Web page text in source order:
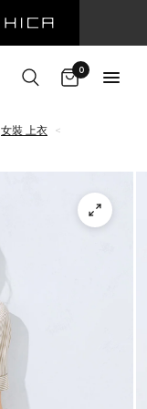
0
女裝 上衣
<